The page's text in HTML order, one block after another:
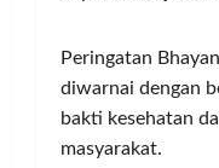
Peringatan
diwarnai dengan
bakti kesehatan
masyarakat.